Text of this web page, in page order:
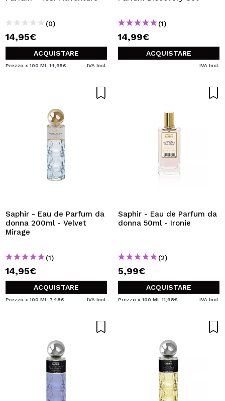
(0)
14,95€
ACQUISTARE
Prezzo x 100 Ml: 14,95€ IVA Incl.
(1)
14,99€
ACQUISTARE
IVA Incl.
Saphir - Eau de Parfum da
donna 200ml - Velvet
Mirage
(1)
14,95€
ACQUISTARE
Prezzo x 100 Ml: 7,48€ IVA Incl.
Saphir - Eau de Parfum da
donna 50ml - Ironie
(2)
5,99€
ACQUISTARE
Prezzo x 100 Ml: 11,98€ IVA Incl.